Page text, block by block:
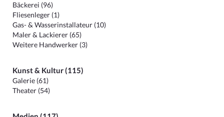
Bäckerei (96)
Fliesenleger (1)
Gas- & Wasserinstallateur (10)
Maler & Lackierer (65)
Weitere Handwerker (3)
Kunst & Kultur (115)
Galerie (61)
Theater (54)